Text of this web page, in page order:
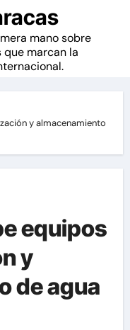
mano sobre
que marcan la
y almacenamiento
equipos
y
de agua